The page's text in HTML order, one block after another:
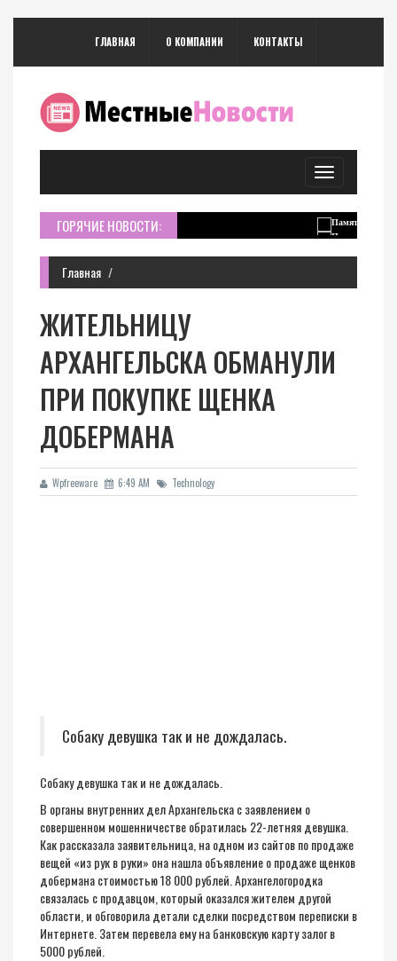
ГЛАВНАЯ О КОМПАНИИ КОНТАКТЫ
Toggle
navigation
ГОРЯЧИЕ НОВОСТИ:
Главная
ЖИТЕЛЬНИЦУ
АРХАНГЕЛЬСКА ОБМАНУЛИ
ПРИ ПОКУПКЕ ЩЕНКА
ДОБЕРМАНА
Wpfreeware 6:49 AM Technology
Собаку девушка так и не дождалась.
Собаку девушка так и не дождалась.
В органы внутренних дел Архангельска с заявлением о
совершенном мошенничестве обратилась 22-летняя девушка.
Как рассказала заявительница, на одном из сайтов по продаже
вещей «из рук в руки» она нашла объявление о продаже щенков
добермана стоимостью 18 000 рублей. Архангелогородка
связалась с продавцом, который оказался жителем другой
области, и обговорила детали сделки посредством переписки в
Интернете. Затем перевела ему на банковскую карту залог в
5000 рублей.